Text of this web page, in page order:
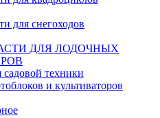
для снегоходов
ДЛЯ ЛОДОЧНЫХ
садовой техники
и культиваторов